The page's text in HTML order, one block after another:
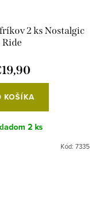
2 ks Nostalgic
Ride
KOŠÍKA
2 ks
Kód: 7335